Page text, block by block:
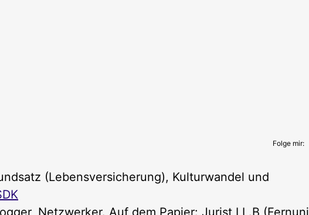
Folge mir:
(Lebensversicherung), Kulturwandel und
Netzwerker. Auf dem Papier: Jurist LL.B (Fernuni